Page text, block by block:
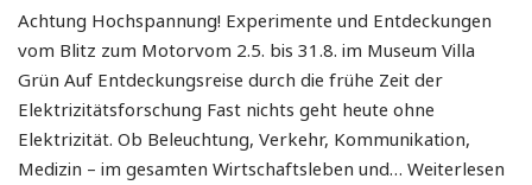
Achtung Hochspannung! Experimente und Entdeckungen
vom Blitz zum Motorvom 2.5. bis 31.8. im Museum Villa
Grün Auf Entdeckungsreise durch die frühe Zeit der
Elektrizitätsforschung Fast nichts geht heute ohne
Elektrizität. Ob Beleuchtung, Verkehr, Kommunikation,
Medizin – im gesamten Wirtschaftsleben und…Weiterlesen